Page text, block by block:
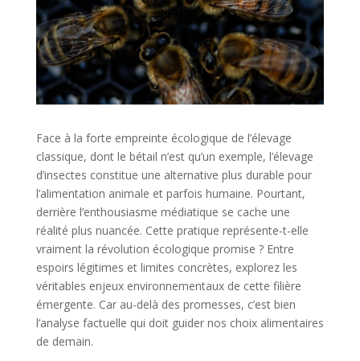
Face à la forte empreinte écologique de l’élevage
classique, dont le bétail n’est qu’un exemple, l’élevage
d’insectes constitue une alternative plus durable pour
l’alimentation animale et parfois humaine. Pourtant,
derrière l’enthousiasme médiatique se cache une
réalité plus nuancée. Cette pratique représente-t-elle
vraiment la révolution écologique promise ? Entre
espoirs légitimes et limites concrètes, explorez les
véritables enjeux environnementaux de cette filière
émergente. Car au-delà des promesses, c’est bien
l’analyse factuelle qui doit guider nos choix alimentaires
de demain.